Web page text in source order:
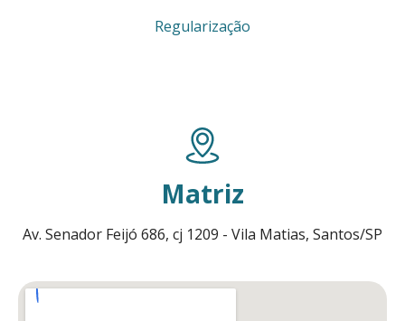
Regularização
Matriz
Av. Senador Feijó 686, cj 1209 - Vila Matias, Santos/SP